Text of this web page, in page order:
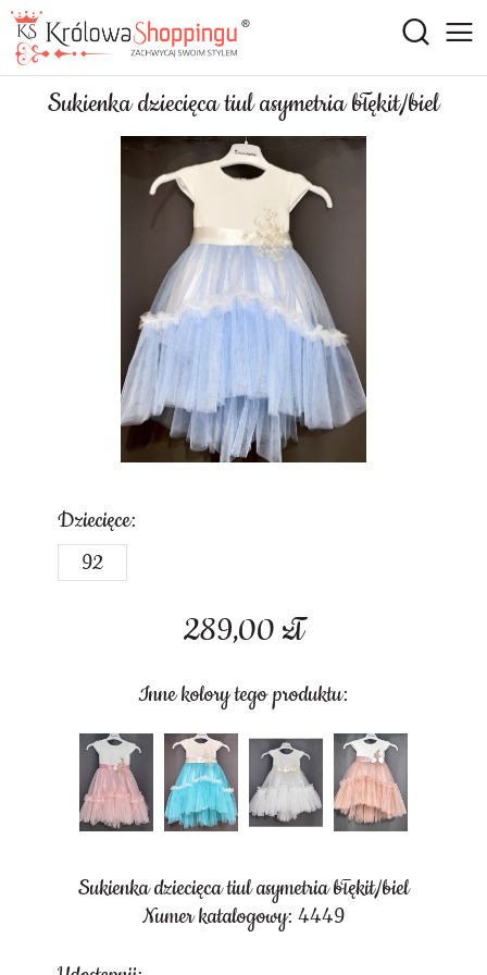
Sukienka dziecięca tiul asymetria błękit/biel
289,00 zł
Inne kolory tego produktu:
Dziecięce:
92
Sukienka dziecięca tiul asymetria błękit/biel
Numer katalogowy: 4449